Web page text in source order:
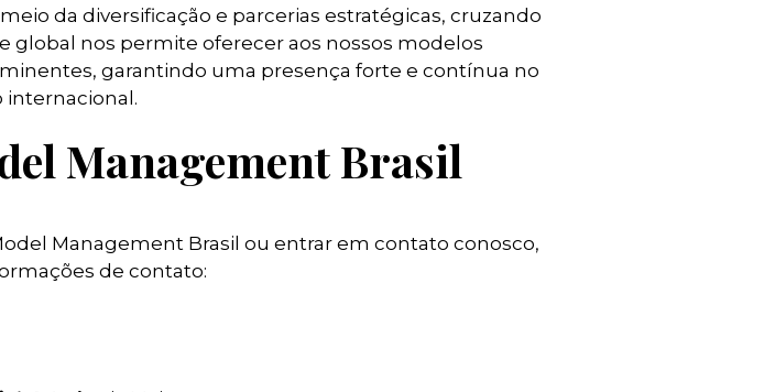
da diversificação e parcerias estratégicas, cruzando
global nos permite oferecer aos nossos modelos
garantindo uma presença forte e contínua no
internacional.
Management Brasil
Management Brasil ou entrar em contato conosco,
de contato: